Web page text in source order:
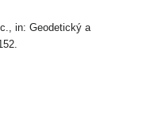
in: Geodetický a